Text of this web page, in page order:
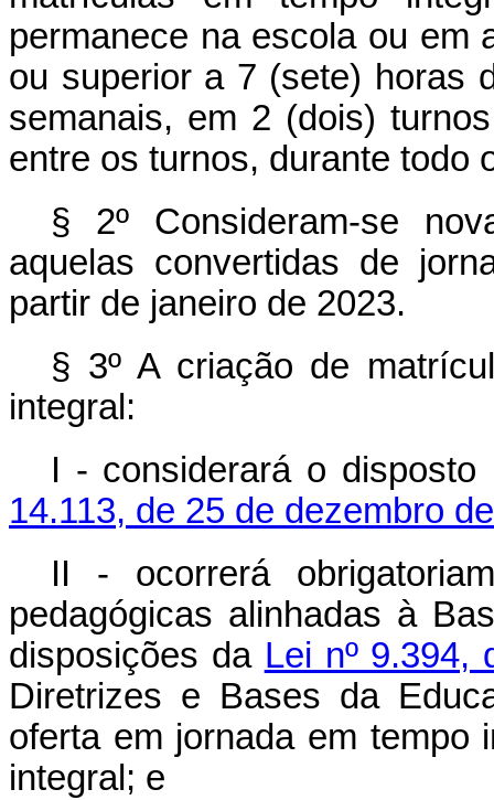
permanece na escola ou em
ou superior a 7 (sete) horas
semanais, em 2 (dois)
entre os turnos, durante todo
§ 2º Consideram-se
aquelas convertidas de
partir de janeiro de 2023.
§ 3º A criação de
integral:
I - considerará o
14.113, de 25 de dezembro
II - ocorrerá
pedagógicas alinhadas à
disposições da Lei nº 9.394,
Diretrizes e Bases da
oferta em jornada em tempo
integral; e